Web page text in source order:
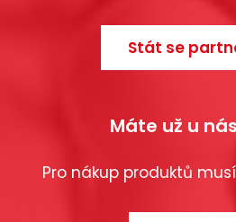
Stát se
Máte už u
Pro nákup produktů